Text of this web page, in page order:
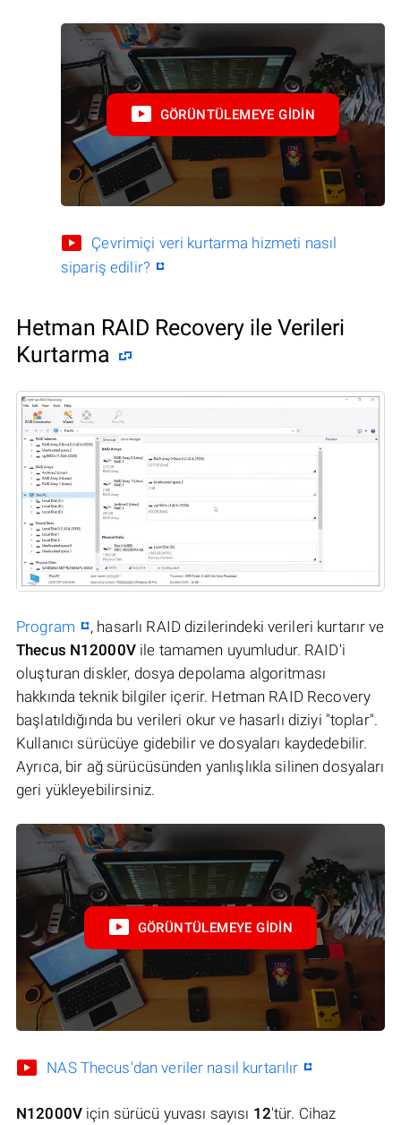
GÖRÜNTÜLEMEYE GIDIN
Çevrimiçi veri kurtarma hizmeti nasıl
sipariş edilir?
Hetman RAID Recovery ile Verileri
Kurtarma
Program
, hasarlı RAID dizilerindeki verileri kurtarır ve
Thecus N12000Vile tamamen uyumludur. RAID'i
oluşturan diskler, dosya depolama algoritması
hakkında teknik bilgiler içerir. Hetman RAID Recovery
başlatıldığında bu verileri okur ve hasarlı diziyi "toplar".
Kullanıcı sürücüye gidebilir ve dosyaları kaydedebilir.
Ayrıca, bir ağ sürücüsünden yanlışlıkla silinen dosyaları
geri yükleyebilirsiniz.
GÖRÜNTÜLEMEYE GIDIN
NAS Thecus'dan veriler nasıl kurtarılır
N12000Viçin sürücü yuvası sayısı 12'tür. Cihaz